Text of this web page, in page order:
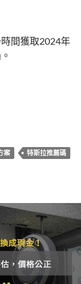
間獲取2024年
價格表和優惠方
案
特斯拉推薦碼